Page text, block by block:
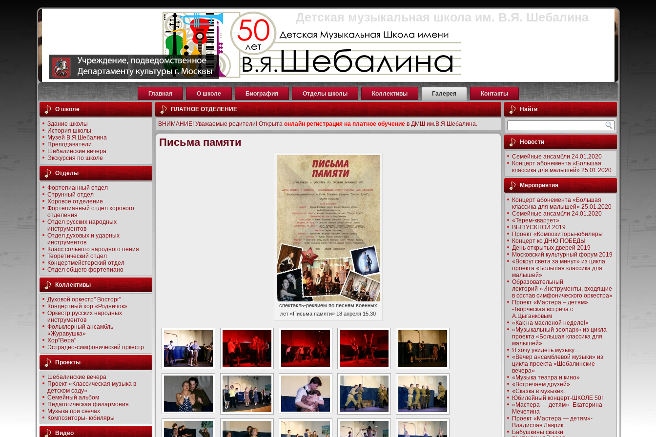
Детская музыкальная школа им. В.Я. Шебалина
Главная О школе Биография Отделы школы Коллективы Галерея Контакты
О школе
Здание школы
История школы
Музей В.Я.Шебалина
Преподаватели
Шебалинские вечера
Экскурсия по школе
Отделы
Фортепианный отдел
Струнный отдел
Хоровое отделение
Фортепианный отдел хорового
отделения
Отдел русских народных
инструментов
Отдел духовых и ударных
инструментов
Класс сольного народного пения
Теоретический отдел
Концертмейстерский отдел
Отдел общего фортепиано
Коллективы
Духовой оркестр" Восторг"
Концертный хор «Родничок»
Оркестр русских народных
инструментов
Фольклорный ансамбль
«Журавушка»
Хор"Вера"
Эстрадно-симфонический оркестр
Проекты
Шебалинские вечера
Проект «Классическая музыка в
детском саду»
Семейный альбом
Педагогическая филармония
Музыка при свечах
Композиторы- юбиляры
Видео
ПЛАТНОЕ ОТДЕЛЕНИЕ
ВНИМАНИЕ! Уважаемые родители! Открыта онлайн регистрация на платное обучение в ДМШ им.В.Я.Шебалина.
Письма памяти
спектакль-реквием по песням военных
лет «Письма памяти» 18 апреля 15.30
Найти
Новости
Семейные ансамбли 24.01.2020
Концерт абонемента «Большая
классика для малышей» 25.01.2020
Мероприятия
Концерт абонемента «Большая
классика для малышей» 25.01.2020
Семейные ансамбли 24.01.2020
«Терем-квартет»
ВЫПУСКНОЙ 2019
Проект «Композиторы-юбиляры
Концерт ко ДНЮ ПОБЕДЫ
День открытых дверей 2019
Московский культурный форум 2019
«Вокруг света за минут» из цикла
проекта «Большая классика для
малышей»
Образовательный
лекторий-«Инструменты, входящие
в состав симфонического оркестра»
Проект «Мастера – детям»
-Творческая встреча с
А.Цыганковым
«Как на масленой неделе!»
«Музыкальный зоопарк» из цикла
проекта «Большая классика для
малышей»
Я хочу увидеть музыку…
«Вечер ансамблевой музыки» из
цикла проекта «Шебалинские
вечера»
«Музыка театра и кино»
«Встречаем друзей»
«Сказка в музыке».
Юбилейный концерт-ШКОЛЕ 50!
«Мастера — детям» -Екатерина
Мечетина
Проект «Мастера — детям»-
Владислав Лаврик
Бабушкины сказки